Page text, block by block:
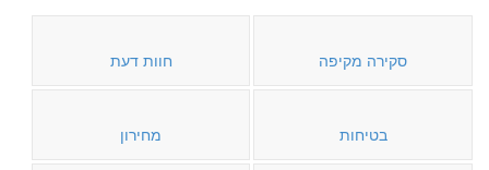
סקירה מקיפה חוות דעת
בטיחות מחירון